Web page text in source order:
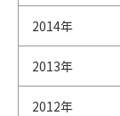
2014年
2013年
2012年